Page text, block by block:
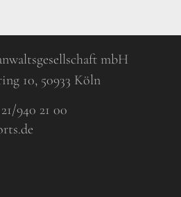
mbH
10, 50933 Köln
940 21 00